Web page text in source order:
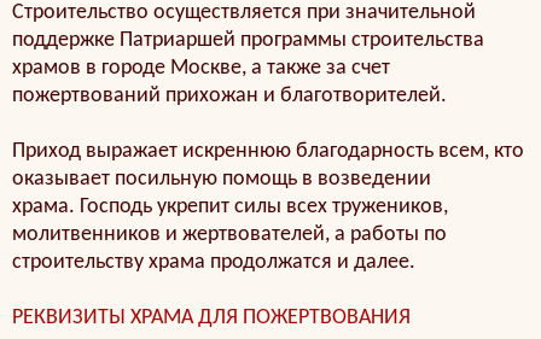
Строительство осуществляется при значительной
поддержке Патриаршей программы строительства
храмов в городе Москве, а также за счет
пожертвований прихожан и благотворителей.
Приход выражает искреннюю благодарность всем, кто
оказывает посильную помощь в возведении
храма. Господь укрепит силы всех тружеников,
молитвенников и жертвователей, а работы по
строительству храма продолжатся и далее.
РЕКВИЗИТЫ ХРАМА ДЛЯ ПОЖЕРТВОВАНИЯ